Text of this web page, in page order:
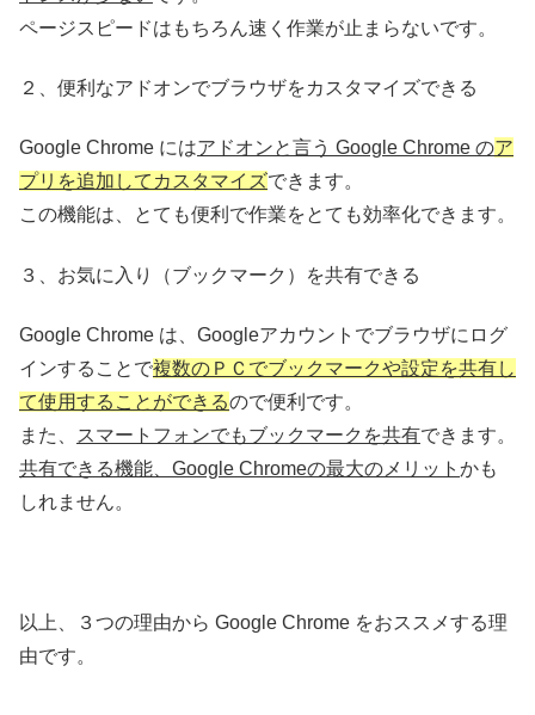
ページスピードはもちろん速く作業が止まらないです。
２、便利なアドオンでブラウザをカスタマイズできる
Google Chrome にはアドオンと言う Google Chrome のア
プリを追加してカスタマイズできます。
この機能は、とても便利で作業をとても効率化できます。
３、お気に入り（ブックマーク）を共有できる
Google Chrome は、Googleアカウントでブラウザにログ
インすることで複数のＰＣでブックマークや設定を共有し
て使用することができるので便利です。
また、
スマートフォンでもブックマークを共有できます。
共有できる機能、Google Chromeの最大のメリット かも
しれません。
以上、３つの理由から Google Chrome をおススメする理
由です。